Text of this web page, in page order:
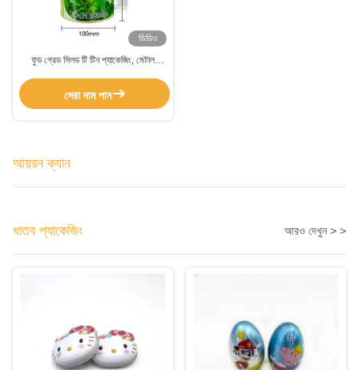
ভিডিও
ফুড গ্রেড সিলড টি টিন প্যাকেজিং, মেটাল
সেরা দাম পান
আয়রন ক্যান
ধাতব প্যাকেজিং আরও দেখুন > >